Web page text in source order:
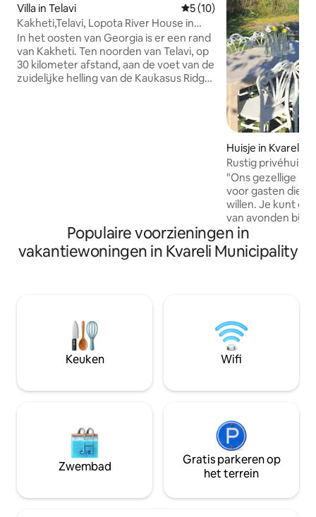
Villa in Telavi Gemiddelde beoordeling
5 (10)
Kakheti,Telavi, Lopota River House in
Lapankuri
In het oosten van Georgia is er een rand
van Kakheti. Ten noorden van Telavi, op
30 kilometer afstand, aan de voet van de
zuidelijke helling van de Kaukasus Ridge,
bergrivier te verminderen
Huisje in Kvareli
Rustig
"Ons gezellige
voor gasten die
willen. Je kunt
van avonden bij
volledig
genieten van de
eigen tuin.
comfortabele
komen. We zijn
gasten en helpen
je nodig hebt
Populaire voorzieningen in
vakantiewoningen in Kvareli Municipality
Keuken Wifi
Zwembad
Gratis parkeren op
het terrein